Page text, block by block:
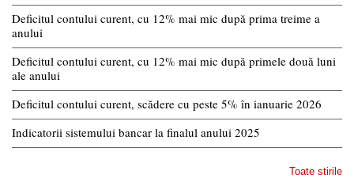
Deficitul contului curent, cu 12% mai mic după prima treime a
anului
Deficitul contului curent, cu 12% mai mic după primele două luni
ale anului
Deficitul contului curent, scădere cu peste 5% în ianuarie 2026
Indicatorii sistemului bancar la finalul anului 2025
Toate stirile